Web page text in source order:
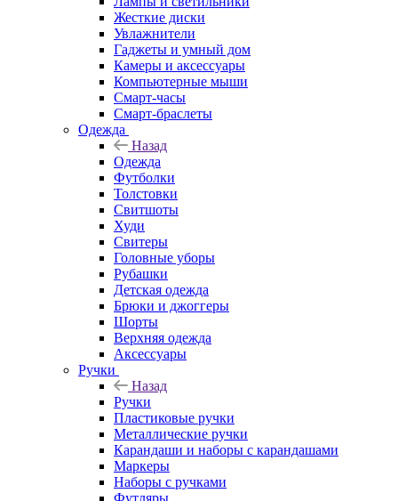
Жесткие диски
Увлажнители
Гаджеты и умный дом
Камеры и аксессуары
Компьютерные мыши
Смарт-часы
Смарт-браслеты
Одежда
Назад
Одежда
Футболки
Толстовки
Свитшоты
Худи
Свитеры
Головные уборы
Рубашки
Детская одежда
Брюки и джоггеры
Шорты
Верхняя одежда
Аксессуары
Ручки
Назад
Ручки
Пластиковые ручки
Металлические ручки
Карандаши и наборы с карандашами
Маркеры
Наборы с ручками
Футляры